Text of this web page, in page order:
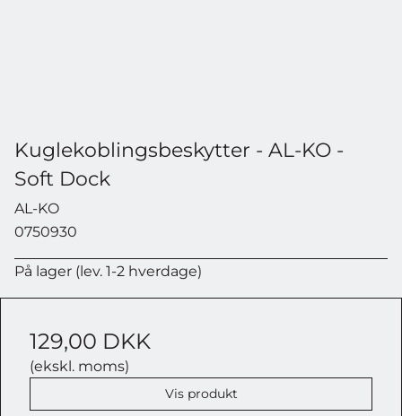
Kuglekoblingsbeskytter - AL-KO -
Soft Dock
AL-KO
0750930
På lager (lev. 1-2 hverdage)
129,00 DKK
(ekskl. moms)
Vis produkt